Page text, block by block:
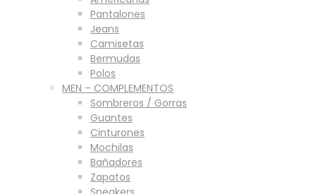
Pantalones
Jeans
Camisetas
Bermudas
Polos
MEN – COMPLEMENTOS
Sombreros / Gorras
Guantes
Cinturones
Mochilas
Bañadores
Zapatos